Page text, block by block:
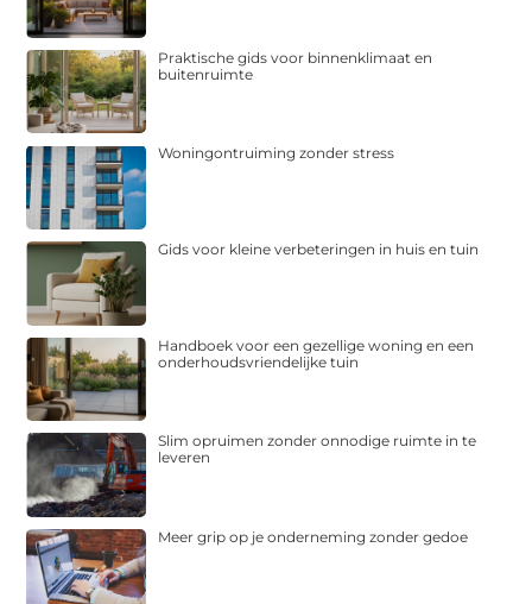
Praktische gids voor binnenklimaat en
buitenruimte
Woningontruiming zonder stress
Gids voor kleine verbeteringen in huis en tuin
Handboek voor een gezellige woning en een
onderhoudsvriendelijke tuin
Slim opruimen zonder onnodige ruimte in te
leveren
Meer grip op je onderneming zonder gedoe